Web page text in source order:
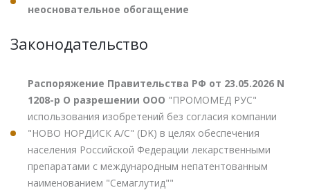
неосновательное обогащение
Законодательство
Распоряжение Правительства РФ от 23.05.2026 N
1208-р О разрешении ООО "ПРОМОМЕД РУС"
использования изобретений без согласия компании
"НОВО НОРДИСК А/С" (DK) в целях обеспечения
населения Российской Федерации лекарственными
препаратами с международным непатентованным
наименованием "Семаглутид""